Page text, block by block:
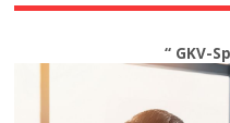
“ GKV-